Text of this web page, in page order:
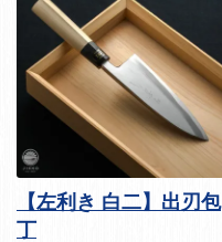
【左利き 白二】出刃包
丁